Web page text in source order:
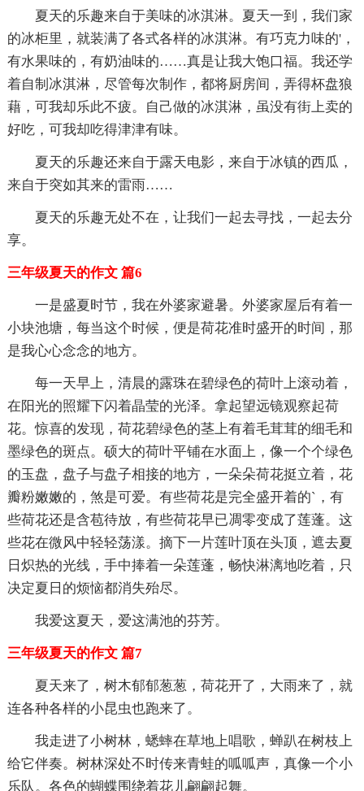
夏天的乐趣来自于美味的冰淇淋。夏天一到，我们家
的冰柜里，就装满了各式各样的冰淇淋。有巧克力味的'，
有水果味的，有奶油味的……真是让我大饱口福。我还学
着自制冰淇淋，尽管每次制作，都将厨房间，弄得杯盘狼
藉，可我却乐此不疲。自己做的冰淇淋，虽没有街上卖的
好吃，可我却吃得津津有味。
夏天的乐趣还来自于露天电影，来自于冰镇的西瓜，
来自于突如其来的雷雨……
夏天的乐趣无处不在，让我们一起去寻找，一起去分
享。
三年级夏天的作文 篇6
一是盛夏时节，我在外婆家避暑。外婆家屋后有着一
小块池塘，每当这个时候，便是荷花准时盛开的时间，那
是我心心念念的地方。
每一天早上，清晨的露珠在碧绿色的荷叶上滚动着，
在阳光的照耀下闪着晶莹的光泽。拿起望远镜观察起荷
花。惊喜的发现，荷花碧绿色的茎上有着毛茸茸的细毛和
墨绿色的斑点。硕大的荷叶平铺在水面上，像一个个绿色
的玉盘，盘子与盘子相接的地方，一朵朵荷花挺立着，花
瓣粉嫩嫩的，煞是可爱。有些荷花是完全盛开着的`，有
些荷花还是含苞待放，有些荷花早已凋零变成了莲蓬。这
些花在微风中轻轻荡漾。摘下一片莲叶顶在头顶，遮去夏
日炽热的光线，手中捧着一朵莲蓬，畅快淋漓地吃着，只
决定夏日的烦恼都消失殆尽。
我爱这夏天，爱这满池的芬芳。
三年级夏天的作文 篇7
夏天来了，树木郁郁葱葱，荷花开了，大雨来了，就
连各种各样的小昆虫也跑来了。
我走进了小树林，蟋蟀在草地上唱歌，蝉趴在树枝上
给它伴奏。树林深处不时传来青蛙的呱呱声，真像一个小
乐队。各色的蝴蝶围绕着花儿翩翩起舞。